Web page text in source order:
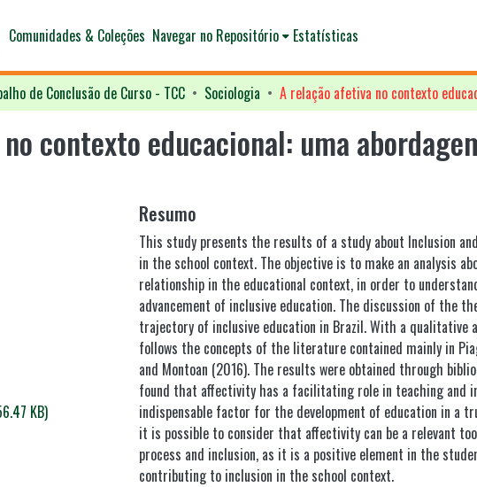
Comunidades & Coleções Navegar no Repositório Estatísticas
de Conclusão de Curso - TCC Sociologia
contexto educacional: uma
KB)
Resumo
This study presents the results of a study about Inclusion
in the school context. The objective is to make an analysis
relationship in the educational context, in order to
advancement of inclusive education. The discussion of the
trajectory of inclusive education in Brazil. With a qualitative
follows the concepts of the literature contained mainly in
and Montoan (2016). The results were obtained through
found that affectivity has a facilitating role in teaching and
indispensable factor for the development of education in a
it is possible to consider that affectivity can be a relevant
process and inclusion, as it is a positive element in the
contributing to inclusion in the school context.